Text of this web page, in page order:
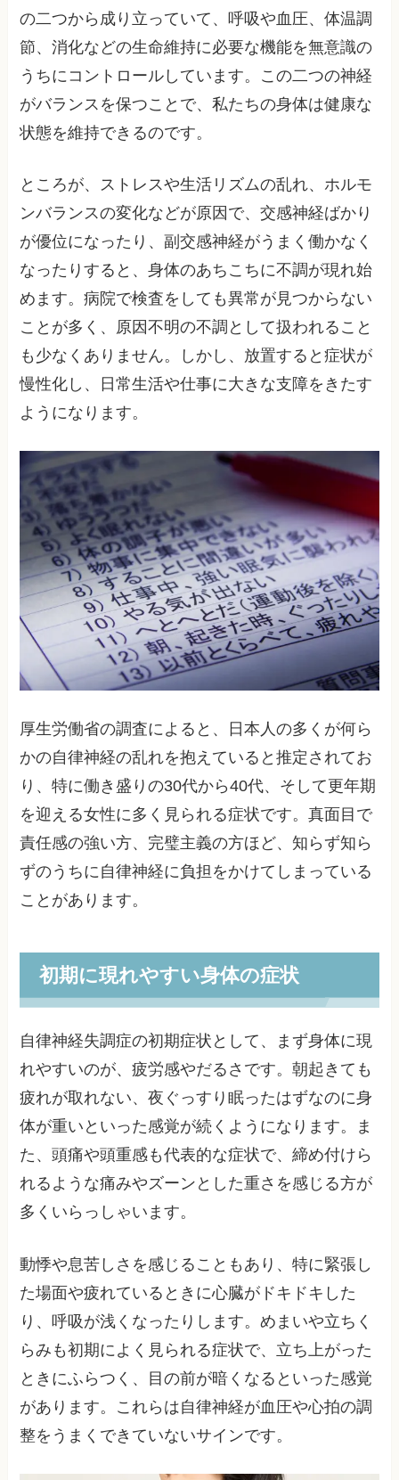
の二つから成り立っていて、呼吸や血圧、体温調
節、消化などの生命維持に必要な機能を無意識の
うちにコントロールしています。この二つの神経
がバランスを保つことで、私たちの身体は健康な
状態を維持できるのです。
ところが、ストレスや生活リズムの乱れ、ホルモ
ンバランスの変化などが原因で、交感神経ばかり
が優位になったり、副交感神経がうまく働かなく
なったりすると、身体のあちこちに不調が現れ始
めます。病院で検査をしても異常が見つからない
ことが多く、原因不明の不調として扱われること
も少なくありません。しかし、放置すると症状が
慢性化し、日常生活や仕事に大きな支障をきたす
ようになります。
厚生労働省の調査によると、日本人の多くが何ら
かの自律神経の乱れを抱えていると推定されてお
り、特に働き盛りの30代から40代、そして更年期
を迎える女性に多く見られる症状です。真面目で
責任感の強い方、完璧主義の方ほど、知らず知ら
ずのうちに自律神経に負担をかけてしまっている
ことがあります。
初期に現れやすい身体の症状
自律神経失調症の初期症状として、まず身体に現
れやすいのが、疲労感やだるさです。朝起きても
疲れが取れない、夜ぐっすり眠ったはずなのに身
体が重いといった感覚が続くようになります。ま
た、頭痛や頭重感も代表的な症状で、締め付けら
れるような痛みやズーンとした重さを感じる方が
多くいらっしゃいます。
動悸や息苦しさを感じることもあり、特に緊張し
た場面や疲れているときに心臓がドキドキした
り、呼吸が浅くなったりします。めまいや立ちく
らみも初期によく見られる症状で、立ち上がった
ときにふらつく、目の前が暗くなるといった感覚
があります。これらは自律神経が血圧や心拍の調
整をうまくできていないサインです。